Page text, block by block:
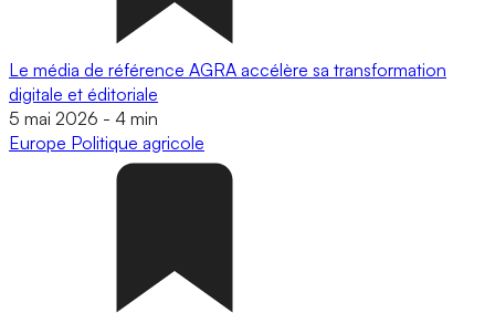
Le média de référence AGRA accélère sa transformation
digitale et éditoriale
5 mai 2026 - 4 min
Europe Politique agricole